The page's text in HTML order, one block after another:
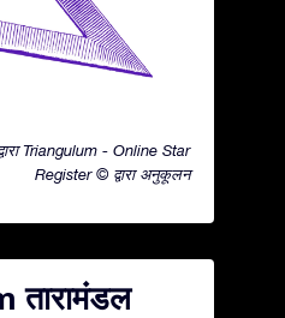
Triangulum - Online Star
Register © द्वारा अनुकूलन